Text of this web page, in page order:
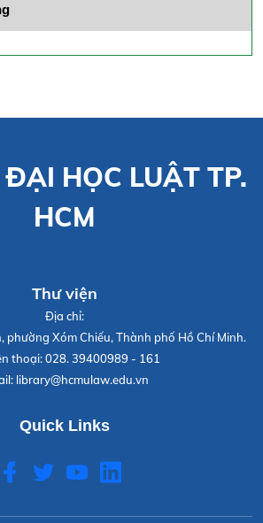
HỌC LUẬT TP.
HCM
Thư viện
Địa chỉ:
phường Xóm Chiếu, Thành phố Hồ Chí Minh.
thoại:028. 39400989 - 161
library@hcmulaw.edu.vn
Quick Links